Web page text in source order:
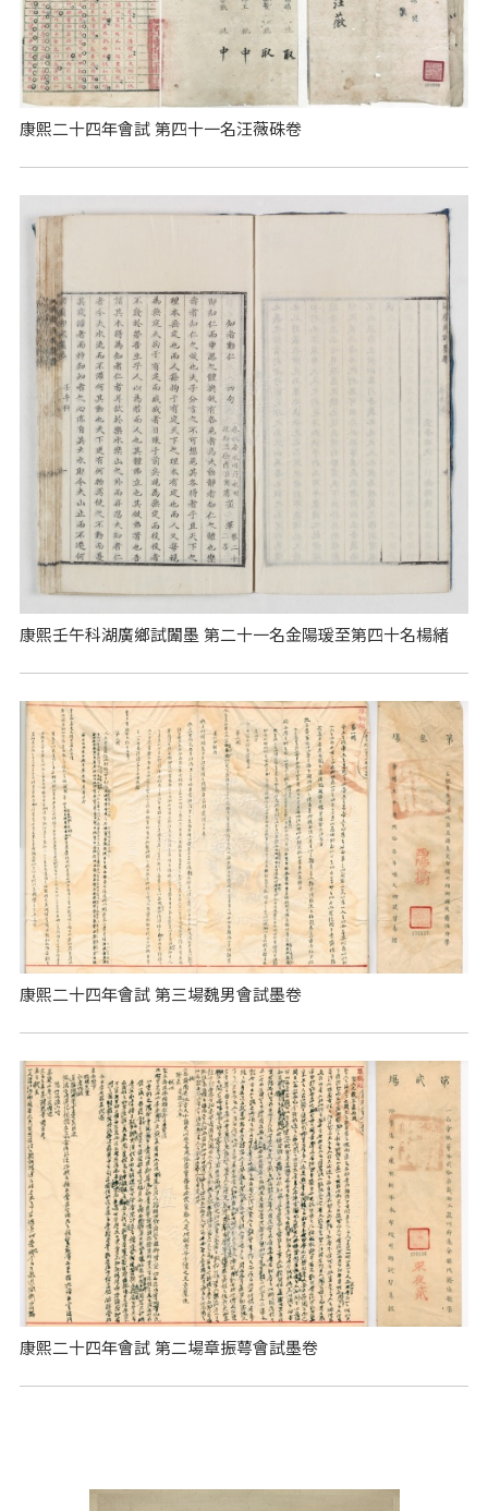
康熙二十四年會試 第四十一名汪薇硃卷
康熙壬午科湖廣鄉試闈墨 第二十一名金陽瑗至第四十名楊緒
康熙二十四年會試 第三場魏男會試墨卷
康熙二十四年會試 第二場章振萼會試墨卷